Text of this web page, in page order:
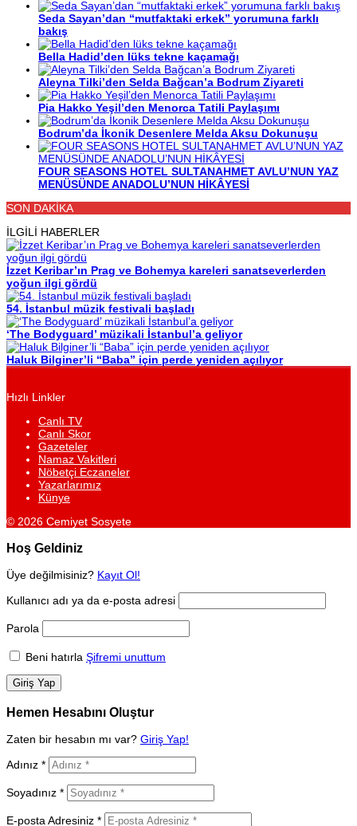
Seda Sayan’dan “mutfaktaki erkek” yorumuna farklı
bakış
Bella Hadid’den lüks tekne kaçamağı
Aleyna Tilki’den Selda Bağcan’a Bodrum Ziyareti
Pia Hakko Yeşil’den Menorca Tatili Paylaşımı
Bodrum’da İkonik Desenlere Melda Aksu Dokunuşu
FOUR SEASONS HOTEL SULTANAHMET AVLU’NUN YAZ
MENÜSÜNDE ANADOLU’NUN HİKÂYESİ
SON DAKİKA
İLGİLİ HABERLER
İzzet Keribar’ın Prag ve Bohemya kareleri sanatseverlerden
yoğun ilgi gördü
54. İstanbul müzik festivali başladı
‘The Bodyguard’ müzikali İstanbul’a geliyor
Haluk Bilginer’li “Baba” için perde yeniden açılıyor
Hızlı Linkler
Canlı TV
Canlı Skor
Gazeteler
Namaz Vakitleri
Nöbetçi Eczaneler
Yazarlarımız
Künye
© 2026 Cemiyet Sosyete
Hoş Geldiniz
Üye değilmisiniz? Kayıt Ol!
Kullanıcı adı ya da e-posta adresi
Parola
Beni hatırla Şifremi unuttum
Hemen Hesabını Oluştur
Zaten bir hesabın mı var? Giriş Yap!
Adınız *
Soyadınız *
E-posta Adresiniz *